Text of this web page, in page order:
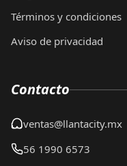
Términos y condiciones
Aviso de privacidad
Contacto
ventas@llantacity.mx
56 1990 6573